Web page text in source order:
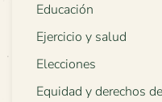
Educación
Ejercicio y salud
Elecciones
Equidad y derechos